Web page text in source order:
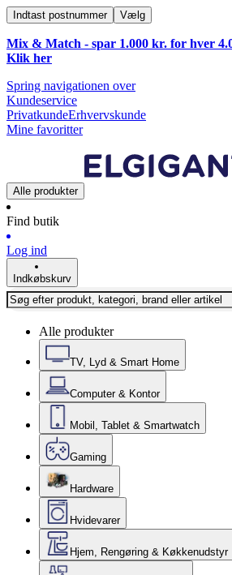
Indtast postnummer Vælg
Mix & Match - spar 1.000 kr. for hver
Klik her
Spring navigationen over
Kundeservice
PrivatkundeErhvervskunde
Mine favoritter
Alle produkter
Find butik
Log ind
Indkøbskurv
Alle produkter
TV, Lyd & Smart Home
Computer & Kontor
Mobil, Tablet & Smartwatch
Gaming
Hardware
Hvidevarer
Hjem, Rengøring & Køkkenudstyr